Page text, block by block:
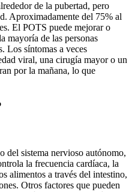
de la pubertad, pero
Aproximadamente del 75% al
El POTS puede mejorar o
mayoría de las personas
Los síntomas a veces
viral, una cirugía mayor o un
por la mañana, lo que
del sistema nervioso autónomo,
la frecuencia cardíaca, la
alimentos a través del intestino,
Otros factores que pueden